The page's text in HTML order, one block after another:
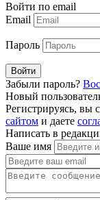
Войти по email
Email
Пароль
Войти
Забыли пароль?
Новый
Регистрируясь, вы
сайтом и даете
Написать в
Ваше имя